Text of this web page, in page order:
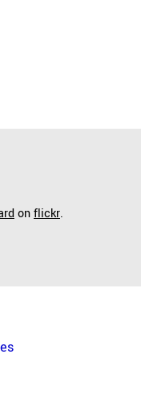
onflickr.